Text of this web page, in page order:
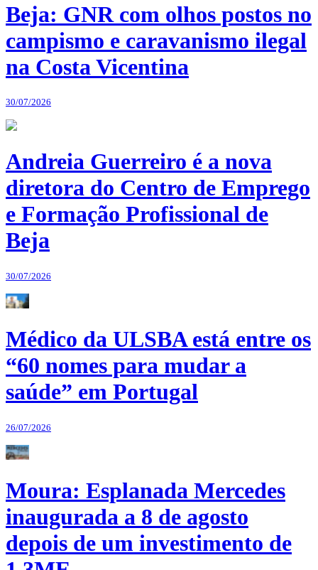
Beja: GNR com olhos postos no
campismo e caravanismo ilegal
na Costa Vicentina
30/07/2026
Andreia Guerreiro é a nova
diretora do Centro de Emprego
e Formação Profissional de
Beja
30/07/2026
Médico da ULSBA está entre os
“60 nomes para mudar a
saúde” em Portugal
26/07/2026
Moura: Esplanada Mercedes
inaugurada a 8 de agosto
depois de um investimento de